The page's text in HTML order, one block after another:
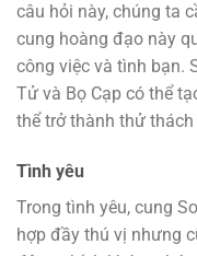
câu hỏi này, chúng ta
cung hoàng đạo này
công việc và tình bạn.
Tử và Bọ Cạp có thể
thể trở thành thử
Tình yêu
Trong tình yêu, cung
hợp đầy thú vị nhưng